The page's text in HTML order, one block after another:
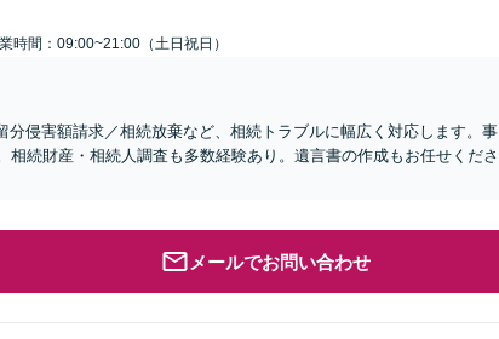
時間：09:00~21:00（土日祝日）
分侵害額請求／相続放棄など、相続トラブルに幅広く対応します。事
続財産・相続人調査も多数経験あり。遺言書の作成もお任せくださ
メールでお問い合わせ